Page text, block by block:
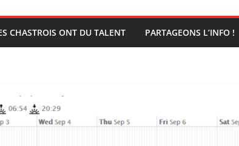
CHASTROIS ONT DU TALENT PARTAGEONS L’INFO !